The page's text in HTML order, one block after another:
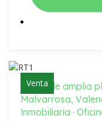
Venta
Venta de amplia
Malvarrosa,
Inmobiliaria ·